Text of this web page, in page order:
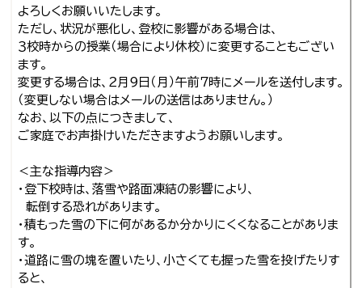
よろしくお願いいたします。
ただし、状況が悪化し、登校に影響がある場合は、
３校時からの授業（場合により休校）に変更することもござい
ます。
変更する場合は、２月９日（月）午前７時にメールを送付します。
（変更しない場合はメールの送信はありません。）
なお、以下の点につきまして、
ご家庭でお声掛けいただきますようお願いします。
＜主な指導内容＞
・登下校時は、落雪や路面凍結の影響により、
転倒する恐れがあります。
・積もった雪の下に何があるか分かりにくくなることがありま
す。
・道路に雪の塊を置いたり、小さくても握った雪を投げたりす
ると、